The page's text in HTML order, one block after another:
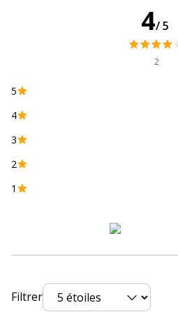
Données d'identification
Marque
Divers
Divers
produit
Lexmark
CX510de,
Consommables
Pack de 1
4/5
2
5
4
3
2
1
Filtrer